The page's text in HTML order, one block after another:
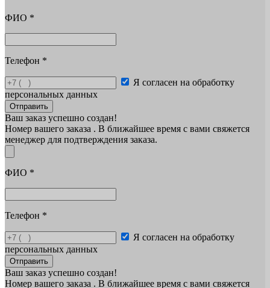
ФИО *
Телефон *
Я согласен на обработку
персональных данных
Отправить
Ваш заказ успешно создан!
Номер вашего заказа . В ближайшее время с вами свяжется
менеджер для подтверждения заказа.
ФИО *
Телефон *
Я согласен на обработку
персональных данных
Отправить
Ваш заказ успешно создан!
Номер вашего заказа . В ближайшее время с вами свяжется